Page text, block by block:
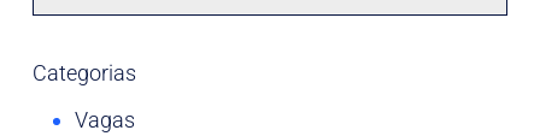
Categorias
Vagas